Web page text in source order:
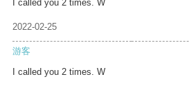
I called you 2 times. W
2022-02-25
游客
I called you 2 times. W